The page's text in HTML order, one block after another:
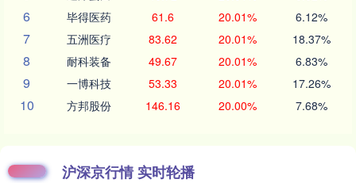
6 毕得医药 61.6 20.01% 6.12%
7 五洲医疗 83.62 20.01% 18.37%
8 耐科装备 49.67 20.01% 6.83%
9 一博科技 53.33 20.01% 17.26%
10 方邦股份 146.16 20.00% 7.68%
沪深京行情 实时轮播